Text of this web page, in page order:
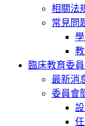
相關法
常見問
臨床教育委
最新消
委員會